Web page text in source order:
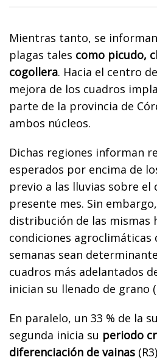
Mientras tanto, se
plagas tales como picudo,
cogollera. Hacia el centro
mejora de los cuadros
parte de la provincia de
ambos núcleos.
Dichas regiones informan
esperados por encima de
previo a las lluvias sobre el
presente mes. Sin
distribución de las mismas
condiciones agroclimáticas
semanas sean
cuadros más adelantados
inician su llenado de grano
En paralelo, un 33 % de la
segunda inicia su periodo
diferenciación de vainas